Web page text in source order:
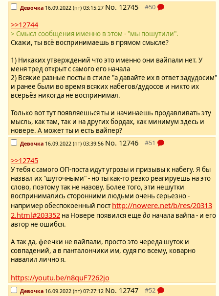
Девочка 16.09.2022 (пт) 03:15:27 No. 12745
>>12744
> Смысл сообщения именно в этом - "мы пошутили".
Скажи, ты всё воспринимаешь в прямом смысле?
1) Никаких утверждений что это именно они вайпали нет. У
меня тред открыт с самого его начала
2) Всякие разные посты в стиле "а давайте их в ответ задудосим"
и ранее были во время всяких набегов/дудосов и никто их
всерьёз никогда не воспринимал.
Только вот тут появляешься ты и начинаешь продавливать эту
мысль, как там, так и на других бордах, как минимум здесь и
новере. А может ты и есть вайпер?
Девочка 16.09.2022 (пт) 03:39:56 No. 12746
>>12745
У тебя с самого ОП-поста идут угрозы и призывы к набегу. Я бы
назвал их "шуточными" - но ты как-то резко реагируешь на это
слово, поэтому так не назову. Более того, эти нешутки
воспринимались сторонними людьми очень серьезно -
например обеспокоенный пост http://nowere.net/b/res/20313
2.html#203352 на Новере появился еще до начала вайпа - и его
автор не ошибся.
А так да, феечки не вайпали, просто это череда шуток и
совпадений, а в панталончики им, судя по всему, коварно
навалил лично я.
https://youtu.be/n8quF7262jo
Девочка 16.09.2022 (пт) 07:27:12 No. 12747